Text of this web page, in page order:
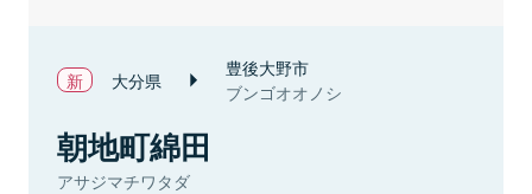
大分県 豊後大野市
ブンゴオオノシ
朝地町綿田
アサジマチワタダ